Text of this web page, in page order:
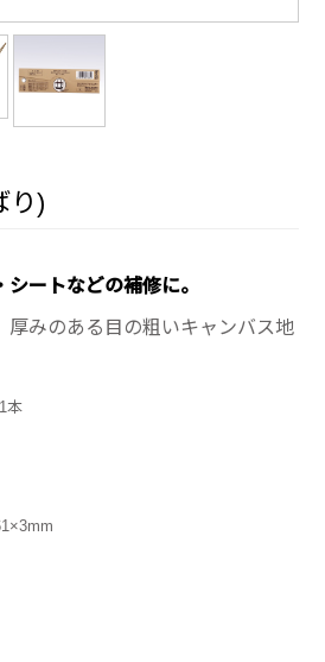
り)
ートなどの補修に。
厚みのある目の粗いキャンバス地
本